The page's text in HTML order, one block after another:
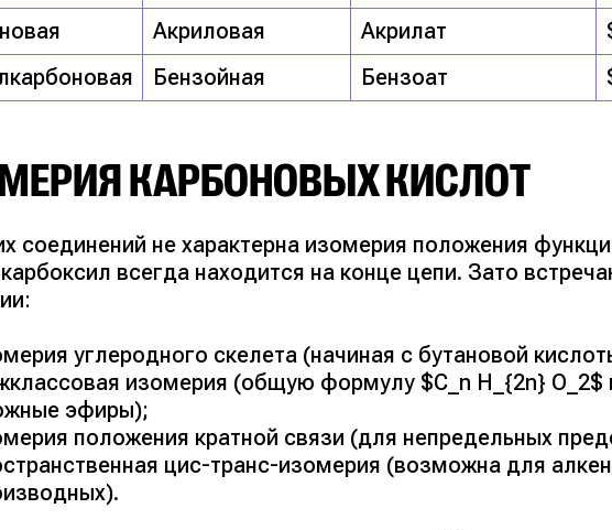
Акриловая Акрилат
Бензойная Бензоат
КАРБОНОВЫХ КИСЛОТ
соединений не характерна изомерия положения
карбоксил всегда находится на конце цепи. Зато
углеродного скелета (начиная с бутановой
изомерия (общую формулу $C_n H_{2n} O_2$
эфиры);
положения кратной связи (для непредельных
цис-транс-изомерия (возможна для